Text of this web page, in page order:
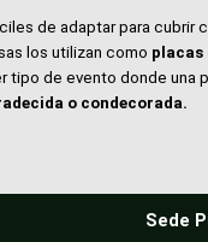
de adaptar para cubrir
los utilizan como placas
tipo de evento donde una
o condecorada.
Sede